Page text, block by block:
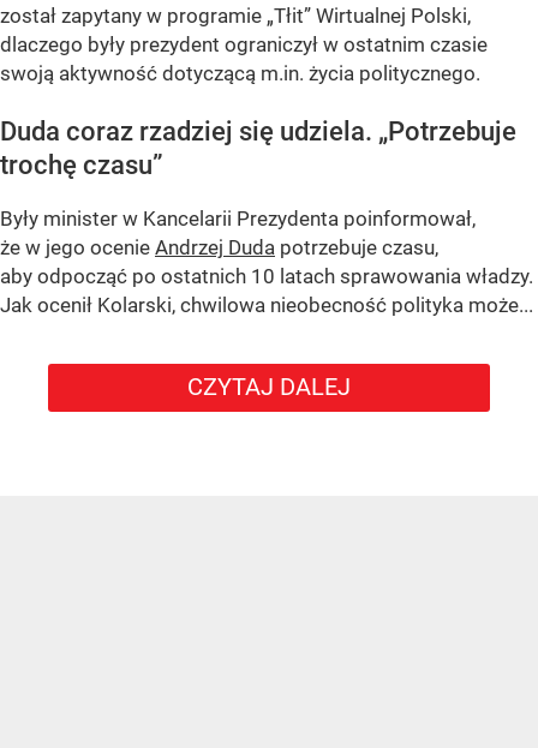
został zapytany w programie „Tłit” Wirtualnej Polski,
dlaczego były prezydent ograniczył w ostatnim czasie
swoją aktywność dotyczącą m.in. życia politycznego.
Duda coraz rzadziej się udziela. „Potrzebuje
trochę czasu”
Były minister w Kancelarii Prezydenta poinformował,
że w jego ocenie Andrzej Duda potrzebuje czasu,
aby odpocząć po ostatnich 10 latach sprawowania władzy.
Jak ocenił Kolarski, chwilowa nieobecność polityka może...
CZYTAJ DALEJ